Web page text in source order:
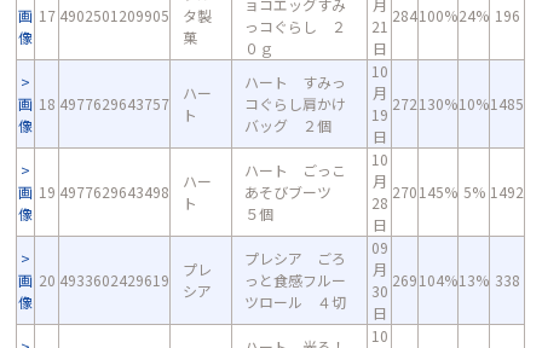
画
像
17 4902501209905
タ製
菓
ョコエッグすみ
っコぐらし ２
０ｇ
月
21
日
284100%24% 196
画
像
18 4977629643757
ハー
ト
ハート すみっ
コぐらし肩かけ
バッグ ２個
10
月
19
日
272130%10%1485
画
像
19 4977629643498
ハー
ト
ハート ごっこ
あそびブーツ
５個
10
月
28
日
270145% 5% 1492
画
像
20 4933602429619
プレ
シア
プレシア ごろ
っと食感フルー
ツロール ４切
09
月
30
日
269104%13% 338
10